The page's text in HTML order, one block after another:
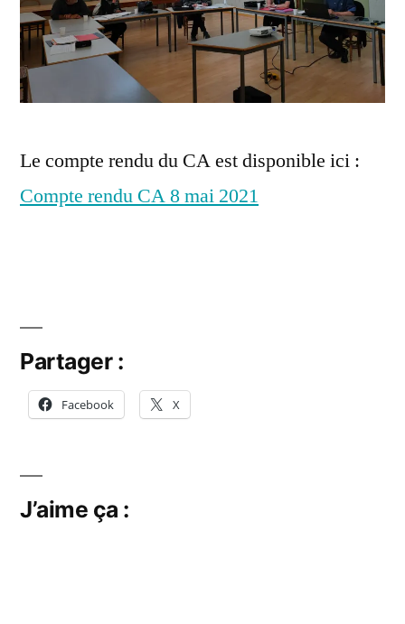
Le compte rendu du CA est disponible ici :
Compte rendu CA 8 mai 2021
Partager :
Facebook X
J’aime ça :